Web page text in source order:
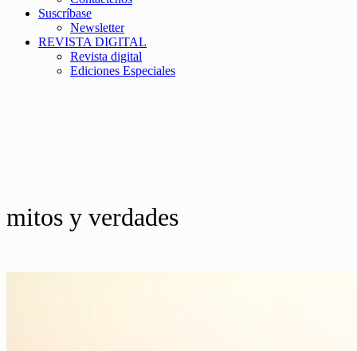
Suscríbase
Newsletter
REVISTA DIGITAL
Revista digital
Ediciones Especiales
mitos y verdades